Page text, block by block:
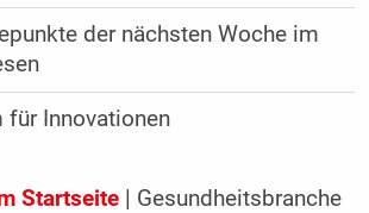
der nächsten Woche im
für Innovationen
Startseite| Gesundheitsbranche